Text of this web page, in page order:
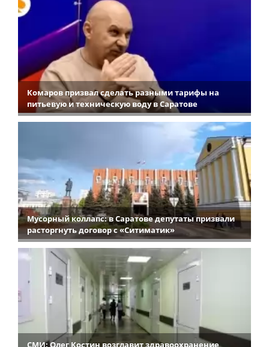
Комаров призвал сделать разными тарифы на
питьевую и техническую воду в Саратове
Мусорный коллапс: в Саратове депутаты призвали
расторгнуть договор с «Ситиматик»
СМИ: Олег Костин возглавит здравоохранение